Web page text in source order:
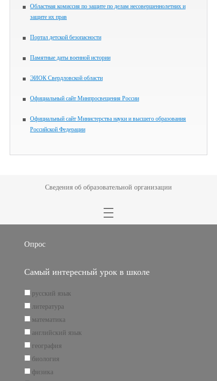
Областная комиссия по защите по делам несовершеннолетних и
защите их прав
Портал детской безопасности
Памятные даты военной истории
ЭИОК Свердловской области
Официальный сайт Минпросвещения России
Официальный сайт Министерства науки и высшего образования
Российской Федерации
Сведения об образовательной организации
Опрос
Самый интересный урок в школе
русский язык
литература
математика
английский язык
география
биология
физика